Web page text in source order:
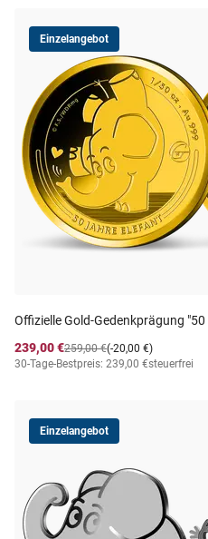
Einzelangebot
Offizielle Gold-Gedenkprägung
239,00 €
(-20,00 €)
259,00 €
30-Tage-Bestpreis: 239,00 €steuerfrei
Einzelangebot